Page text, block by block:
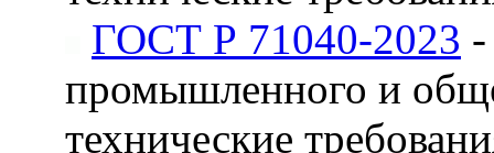
ГОСТ Р 71040-2023
промышленного и
технические